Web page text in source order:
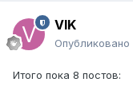
VIK
Опубликовано
Итого пока 8 постов: